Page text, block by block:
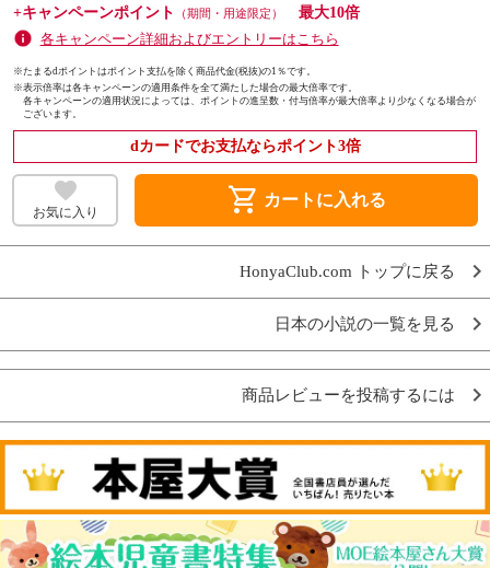
+キャンペーンポイント
（期間・用途限定）
最大10倍
各キャンペーン詳細およびエントリーはこちら
※たまるdポイントはポイント支払を除く商品代金(税抜)の1％です。
※表示倍率は各キャンペーンの適用条件を全て満たした場合の最大倍率です。
各キャンペーンの適用状況によっては、ポイントの進呈数・付与倍率が最大倍率より少なくなる場合が
ございます。
dカードでお支払ならポイント3倍
お気に入り shopping_cart カートに入れる
HonyaClub.com トップに戻る
日本の小説の一覧を見る
商品レビューを投稿するには